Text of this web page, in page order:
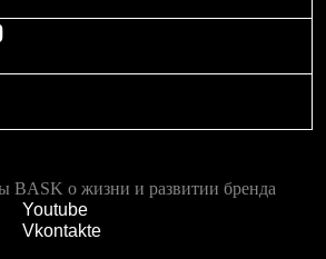
BASK о жизни и развитии бренда
Youtube
Vkontakte